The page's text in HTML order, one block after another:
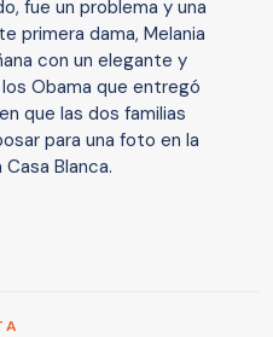
fue un problema y una
primera dama, Melania
con un elegante y
Obama que entregó
que las dos familias
para una foto en la
Blanca.